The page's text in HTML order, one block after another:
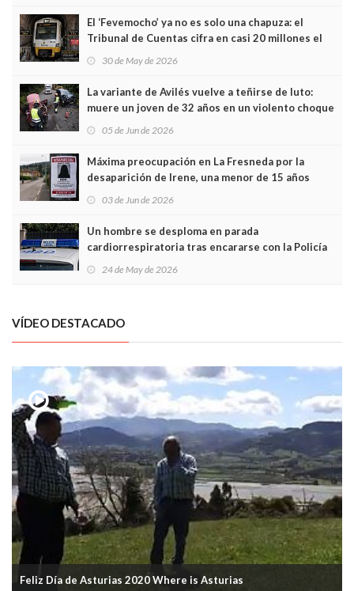
El ‘Fevemocho’ ya no es solo una chapuza: el
Tribunal de Cuentas cifra en casi 20 millones el
30 de May de 2026
La variante de Avilés vuelve a teñirse de luto:
muere un joven de 32 años en un violento choque
05 de Jun de 2026
Máxima preocupación en La Fresneda por la
desaparición de Irene, una menor de 15 años
03 de Jun de 2026
Un hombre se desploma en parada
cardiorrespiratoria tras encararse con la Policía
24 de May de 2026
VÍDEO DESTACADO
Feliz Día de Asturias 2020 Where is Asturias